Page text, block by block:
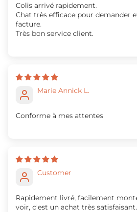
Colis arrivé rapidement.
Chat très efficace pour demander
facture.
Très bon service client.
Marie Annick L.
Conforme à mes attentes
Customer
Rapidement livré, facilement
voir, c'est un achat très satisfaisant.